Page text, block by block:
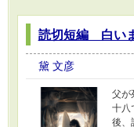
読切短編 白い
黛 文彦
父が
十八
後、